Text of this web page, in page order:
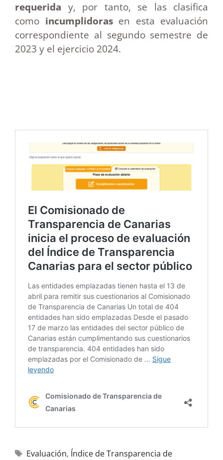
requerida y, por tanto, se las clasifica
como incumplidorasen esta evaluación
correspondiente al segundo semestre de
2023 y el ejercicio 2024.
Evaluación, Índice de Transparencia de